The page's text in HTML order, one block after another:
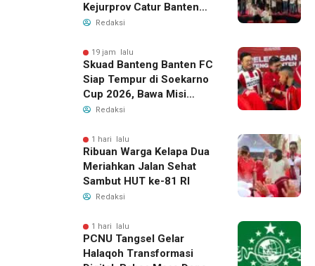
Kejurprov Catur Banten
2026, Raih 24 Medali
Redaksi
19 jam lalu
Skuad Banteng Banten FC
Siap Tempur di Soekarno
Cup 2026, Bawa Misi
Harumkan Nama Banten
Redaksi
1 hari lalu
Ribuan Warga Kelapa Dua
Meriahkan Jalan Sehat
Sambut HUT ke-81 RI
Redaksi
1 hari lalu
PCNU Tangsel Gelar
Halaqoh Transformasi